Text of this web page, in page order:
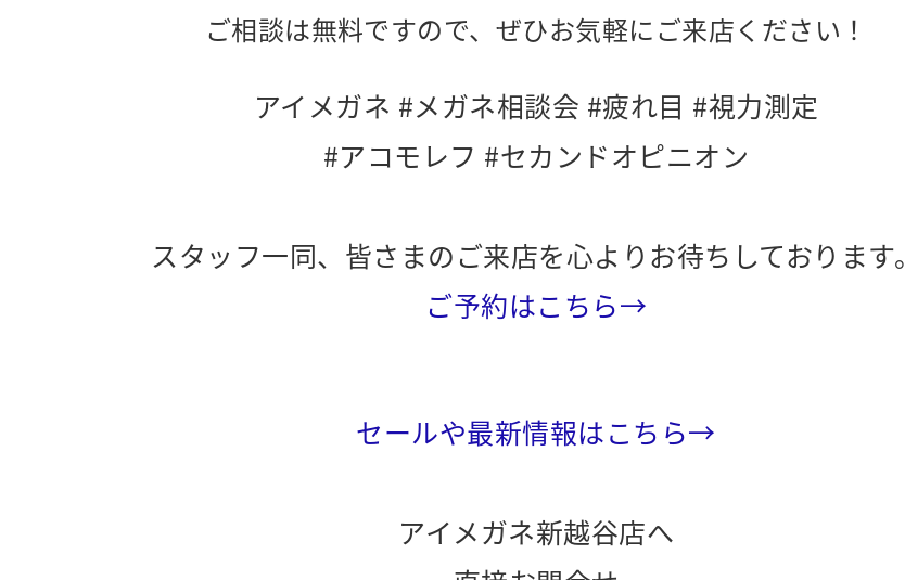
ご相談は無料ですので、ぜひお気軽にご来店ください！
アイメガネ #メガネ相談会 #疲れ目 #視力測定
#アコモレフ #セカンドオピニオン
スタッフ一同、皆さまのご来店を心よりお待ちしております。
ご予約はこちら→
セールや最新情報はこちら→
アイメガネ新越谷店へ